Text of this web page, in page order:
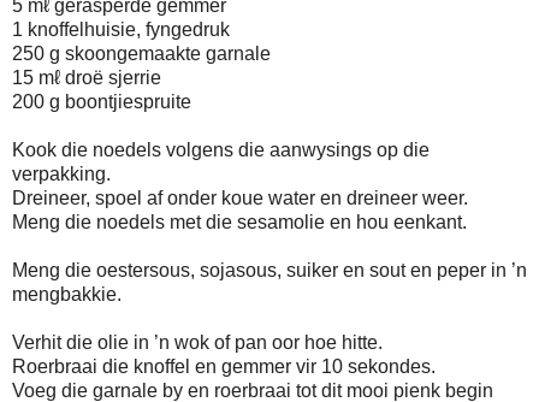
5 mℓ gerasperde gemmer
1 knoffelhuisie, fyngedruk
250 g skoongemaakte garnale
15 mℓ droë sjerrie
200 g boontjiespruite
Kook die noedels volgens die aanwysings op die
verpakking.
Dreineer, spoel af onder koue water en dreineer weer.
Meng die noedels met die sesamolie en hou eenkant.
Meng die oestersous, sojasous, suiker en sout en peper in ’n
mengbakkie.
Verhit die olie in ’n wok of pan oor hoe hitte.
Roerbraai die knoffel en gemmer vir 10 sekondes.
Voeg die garnale by en roerbraai tot dit mooi pienk begin